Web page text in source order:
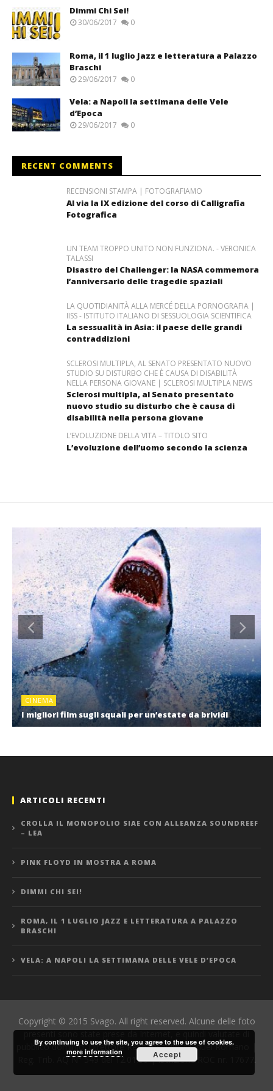
Dimmi Chi Sei!
30/06/2017 0
Roma, il 1 luglio Jazz e letteratura a Palazzo
Braschi
29/06/2017 0
Vela: a Napoli la settimana delle Vele
d’Epoca
29/06/2017 0
RECENT COMMENTS
RECENSIONI STAMPA | FOTOGRAFIAMO
Al via la IX edizione del corso di Calligrafia
Fotografica
UN TEAM TROPPO UNITO NON FUNZIONA. - VERONICA
TALASSI
Disastro del Challenger: la NASA commemora
l’anniversario delle tragedie spaziali
LA QUOTIDIANITÀ ALLA MERCÉ DELLA PORNOGRAFIA |
IISS - ISTITUTO ITALIANO DI SESSUOLOGIA SCIENTIFICA
La sessualità in Asia: il paese delle grandi
contraddizioni
SCLEROSI MULTIPLA, AL SENATO PRESENTATO NUOVO
STUDIO SU DISTURBO CHE È CAUSA DI DISABILITÀ
NELLA PERSONA GIOVANE | SCLEROSI MULTIPLA NEWS
Sclerosi multipla, al Senato presentato
nuovo studio su disturbo che è causa di
disabilità nella persona giovane
L’EVOLUZIONE DELLA VITA – TITOLO SITO
L’evoluzione dell’uomo secondo la scienza
CINEMA
I migliori film sugli squali per un’estate da brividi
ARTICOLI RECENTI
CROLLA IL MONOPOLIO SIAE CON ALLEANZA SOUNDREEF
– LEA
PINK FLOYD IN MOSTRA A ROMA
DIMMI CHI SEI!
ROMA, IL 1 LUGLIO JAZZ E LETTERATURA A PALAZZO
BRASCHI
VELA: A NAPOLI LA SETTIMANA DELLE VELE D’EPOCA
Copyright © 2015 Svago. All right reserved. Alcune delle foto
presenti sono state prese da Internet, e quindi valutate di
pubblico dominio. Direttore Responsabile: Manuel Romano |
Reg. Trib. AQ N° 549 del 12.01.06 | Iscrizione ROC nr. 17677.
By continuing to use the site, you agree to the use of cookies.
more information
Accept